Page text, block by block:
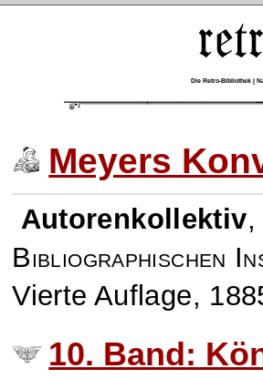
Die Retro-Bibliothek |
Meyers
Autorenkollektiv
Bibliographischen
Vierte Auflage,
10. Band: